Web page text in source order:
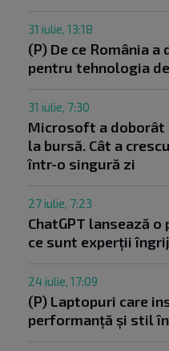
31 iulie, 13:18
(P) De ce România
pentru tehnologia
31 iulie, 7:30
Microsoft a doborât
la bursă. Cât a
într-o singură zi
27 iulie, 7:23
ChatGPT lansează
ce sunt experții
24 iulie, 17:09
(P) Laptopuri care
performanță și stil